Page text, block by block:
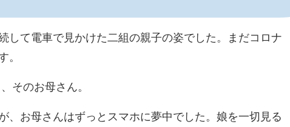
して電車で見かけた二組の親子の姿でした。まだコロナ
。
そのお母さん。
、お母さんはずっとスマホに夢中でした 。娘を一切見る